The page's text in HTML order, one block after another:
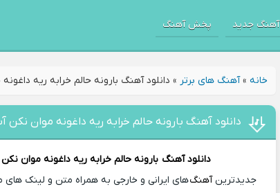
آهنگ جدید پخش آهنگ
خانه »آهنگ های برتر » دانلود آهنگ بارونه حالم خرابه ریه
دانلود آهنگ بارونه حالم خرابه ریه داغونه موان
دانلود آهنگ بارونه حالم خرابه ریه داغونه موان
جدیدترینآهنگهای ایرانی و خارجی به همراه متن و لینک های